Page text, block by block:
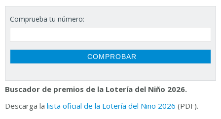
Comprueba tu número:
Buscador de premios de la Lotería del Niño 2026.
Descarga la lista oficial de la Lotería del Niño 2026 (PDF).